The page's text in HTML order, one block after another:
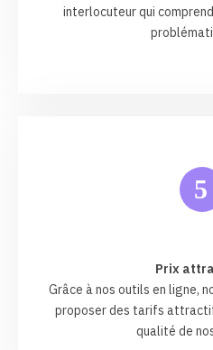
interlocuteur qui
5
Prix
Grâce à nos outils en ligne,
proposer des tarifs
qualité de